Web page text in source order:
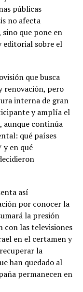
públicas
no afecta
que pone en
sobre el
que busca
renovación, pero
interna de gran
y amplía el
continúa
qué países
y en qué
así
por conocer la
la presión
con las televisiones
en el certamen y
la
han quedado al
permanecen en